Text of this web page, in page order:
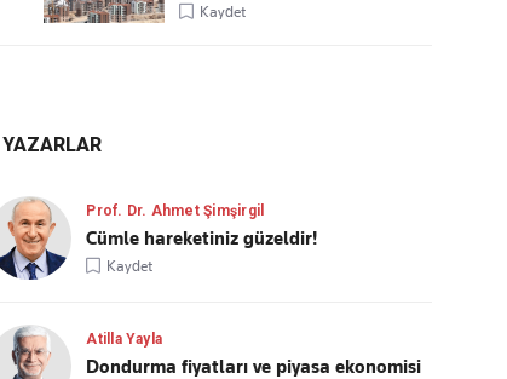
Kaydet
YAZARLAR
Prof. Dr. Ahmet Şimşirgil
Cümle hareketiniz güzeldir!
Kaydet
Atilla Yayla
Dondurma fiyatları ve piyasa ekonomisi